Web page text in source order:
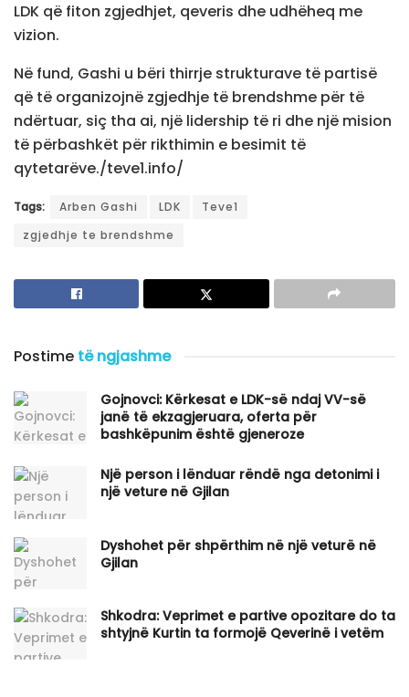
LDK që fiton zgjedhjet, qeveris dhe udhëheq me
vizion.
Në fund, Gashi u bëri thirrje strukturave të partisë
që të organizojnë zgjedhje të brendshme për të
ndërtuar, siç tha ai, një lidership të ri dhe një mision
të përbashkët për rikthimin e besimit të
qytetarëve./teve1.info/
Tags: Arben Gashi LDK
Teve1
zgjedhje te brendshme
Postime të ngjashme
Gojnovci: Kërkesat e LDK-së ndaj VV-së
janë të ekzagjeruara, oferta për
bashkëpunim është gjeneroze
Një person i lënduar rëndë nga detonimi i
një veture në Gjilan
Dyshohet për shpërthim në një veturë në
Gjilan
Shkodra: Veprimet e partive opozitare do ta
shtyjnë Kurtin ta formojë Qeverinë i vetëm